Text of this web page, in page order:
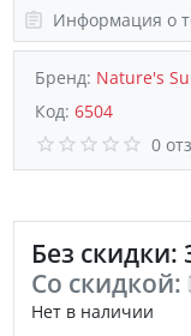
Информация о
Бренд: Nature's
Код: 6504
0
Без скидки:
Со скидкой:
Нет в наличии